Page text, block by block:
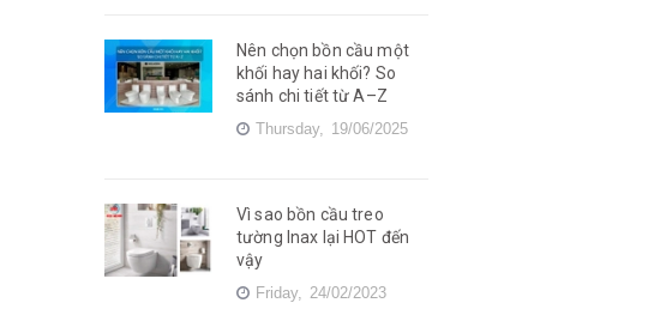
Nên chọn bồn cầu một
khối hay hai khối? So
sánh chi tiết từ A–Z
Thursday, 19/06/2025
Vì sao bồn cầu treo
tường Inax lại HOT đến
vậy
Friday, 24/02/2023